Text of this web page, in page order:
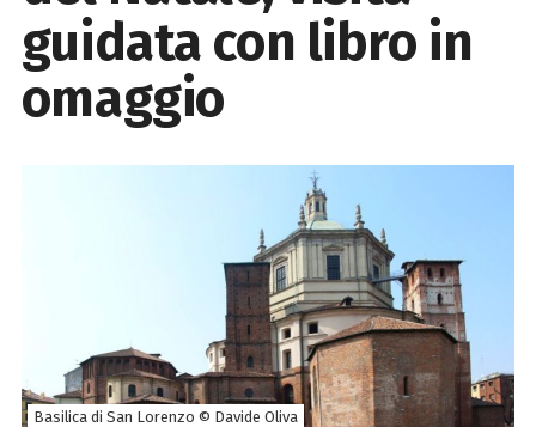
guidata con libro in
omaggio
Basilica di San Lorenzo © Davide Oliva